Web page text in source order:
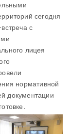
сегодня
с
лицея
нормативной
документации